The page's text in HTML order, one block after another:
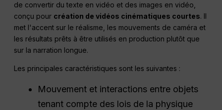
de convertir du texte en vidéo et des images en vidéo,
conçu pour création de vidéos cinématiques courtes. Il
met l'accent sur le réalisme, les mouvements de caméra et
les résultats prêts à être utilisés en production plutôt que
sur la narration longue.
Les principales caractéristiques sont les suivantes :
Mouvement et interactions entre objets
tenant compte des lois de la physique